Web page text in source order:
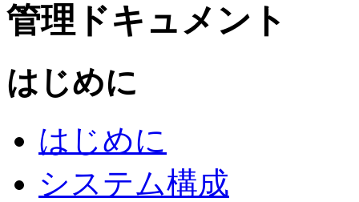
管理ドキュメント
はじめに
はじめに
システム構成